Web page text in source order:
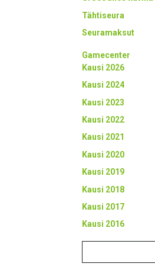
Tähtiseura
Seuramaksut
Gamecenter
Kausi 2026
Kausi 2024
Kausi 2023
Kausi 2022
Kausi 2021
Kausi 2020
Kausi 2019
Kausi 2018
Kausi 2017
Kausi 2016